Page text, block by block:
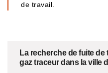
de travail.
La recherche de fuite
gaz traceur dans la ville